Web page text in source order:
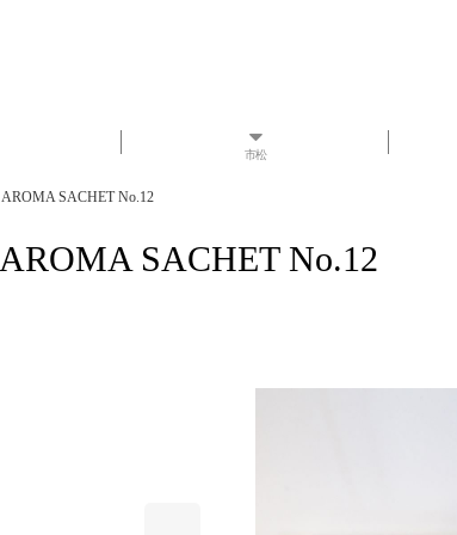
市松
SACHET No.12
SACHET No.12